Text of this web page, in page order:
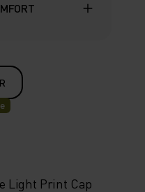
Light Print Cap